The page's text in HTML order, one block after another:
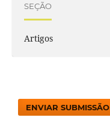
SEÇÃO
Artigos
ENVIAR SUBMISSÃO